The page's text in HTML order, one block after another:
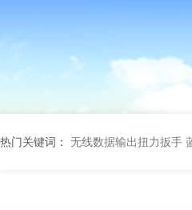
热门关键词： 无线数据输出扭力扳手